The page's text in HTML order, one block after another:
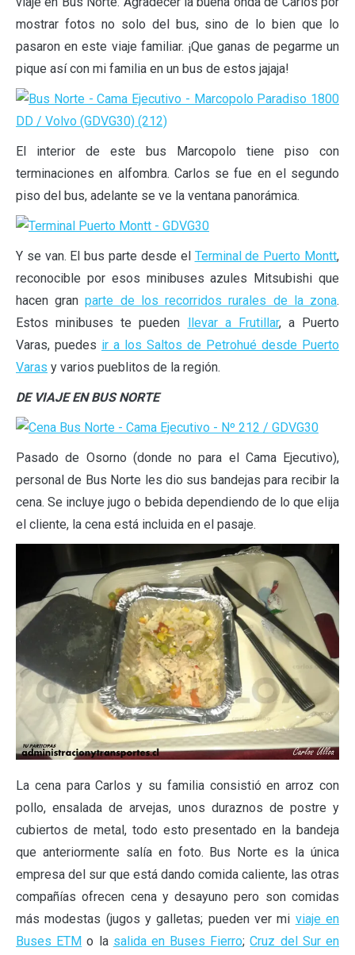
mostrar fotos no solo del bus, sino de lo bien que lo
pasaron en este viaje familiar. ¡Que ganas de pegarme un
pique así con mi familia en un bus de estos jajaja!
El interior de este bus Marcopolo tiene piso con
terminaciones en alfombra. Carlos se fue en el segundo
piso del bus, adelante se ve la ventana panorámica.
Y se van. El bus parte desde el Terminal de Puerto Montt,
reconocible por esos minibuses azules Mitsubishi que
hacen granparte de los recorridos rurales de la zona.
Estos minibuses te pueden llevar a Frutillar, a Puerto
Varas, puedes ir a los Saltos de Petrohué desde Puerto
Varas y varios pueblitos de la región.
DE VIAJE EN BUS NORTE
Pasado de Osorno (donde no para el Cama Ejecutivo),
personal de Bus Norte les dio sus bandejas para recibir la
cena. Se incluye jugo o bebida dependiendo de lo que elija
el cliente, la cena está incluida en el pasaje.
La cena para Carlos y su familia consistió en arroz con
pollo, ensalada de arvejas, unos duraznos de postre y
cubiertos de metal, todo esto presentado en la bandeja
que anteriormente salía en foto. Bus Norte es la única
empresa del sur que está dando comida caliente, las otras
compañías ofrecen cena y desayuno pero son comidas
más modestas (jugos y galletas; pueden ver mi viaje en
Buses ETM o la salida en Buses Fierro;Cruz del Sur en